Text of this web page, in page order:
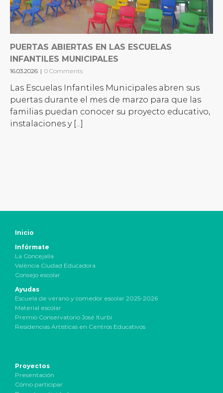
PUERTAS ABIERTAS EN LAS ESCUELAS
INFANTILES MUNICIPALES
16.03.2026 | 0 Comments
Las Escuelas Infantiles Municipales abren sus
puertas durante el mes de marzo para que las
familias puedan conocer su proyecto educativo,
instalaciones y [...]
Inicio
Infórmate
La Concejalía
València Ciudad Educadora
Consejo escolar
Ayudas
Escuela de verano y comedor escolar 2025-2026
Material escolar
Premio Conservatorio José Iturbi
Residencias Artísticas en Centros Educativos
Proyectos
Presentación
Cómo participar